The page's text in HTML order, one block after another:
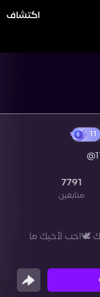
اكتشاف
7791
متابعين
🕊احب لأخيك ما